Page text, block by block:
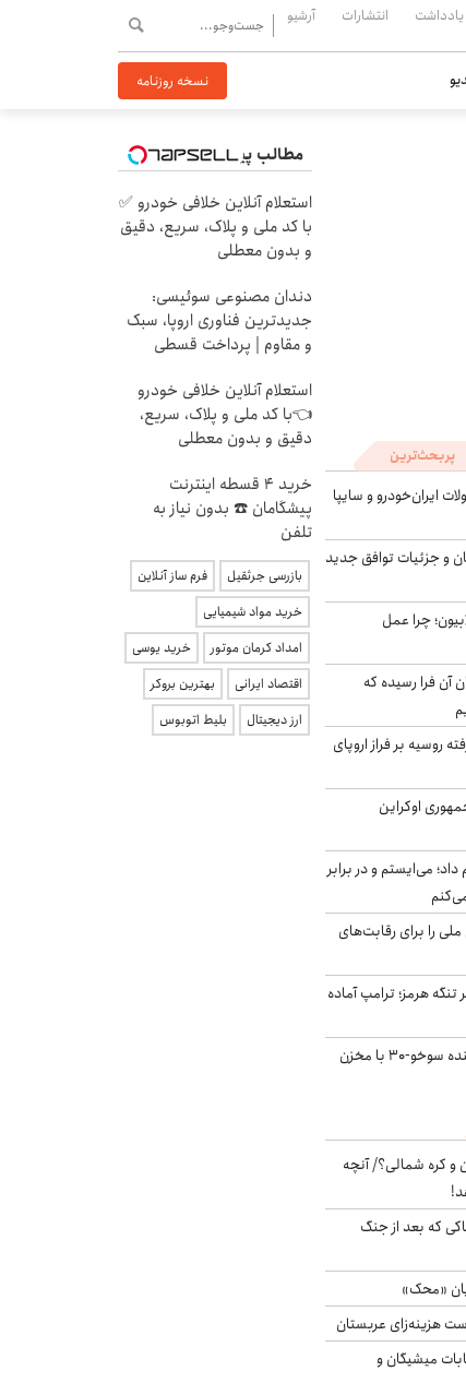
یادداشت انتشارات آرشیو
نسخه روزنامه
پربحث‌ترین
ایران‌خودرو و سایپا
و جزئیات توافق جدید
چرا عمل
آن فرا رسیده که
روسیه بر فراز اروپای
اوکراین
می‌ایستم و در برابر
را برای رقابت‌های
هرمز؛ ترامپ آماده
بُرد ۳۰۰۰ کیلومتری جنگنده سوخو-۳۰ با مخزن
و کره شمالی؟/ آنچه
که بعد از جنگ
«محک»
هزینه‌زای عربستان
میشیگان و
مطالب پیشنهادی
استعلام آنلاین خلافی خودرو ✅
با کد ملی و پلاک، سریع، دقیق
و بدون معطلی
دندان مصنوعی سوئیسی:
جدیدترین فناوری اروپا، سبک
و مقاوم | پرداخت قسطی
استعلام آنلاین خلافی خودرو
👈با کد ملی و پلاک، سریع،
دقیق و بدون معطلی
خرید 4 قسطه اینترنت
پیشگامان ☎️ بدون نیاز به
تلفن
بازرسی جرثقیل
فرم ساز آنلاین
خرید مواد شیمیایی
امداد کرمان موتور
خرید یوسی
اقتصاد ایرانی
بهترین بروکر
ارز دیجیتال
بلیط اتوبوس